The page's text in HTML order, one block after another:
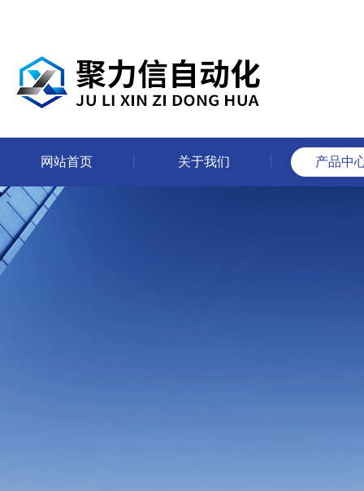
网站首页 关于我们 产品中